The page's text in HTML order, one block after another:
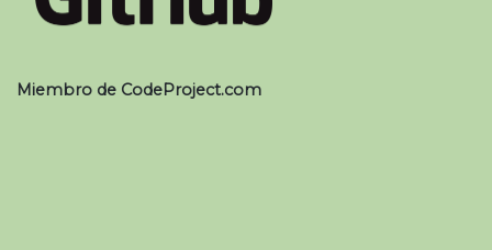
Miembro de CodeProject.com